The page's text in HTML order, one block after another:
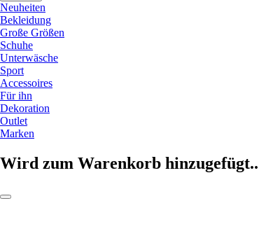
Neuheiten
Bekleidung
Große Größen
Schuhe
Unterwäsche
Sport
Accessoires
Für ihn
Dekoration
Outlet
Marken
Wird zum Warenkorb